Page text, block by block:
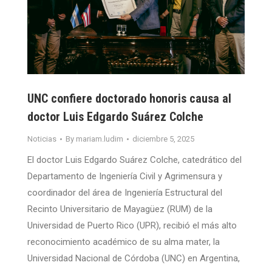
UNC confiere doctorado honoris causa al
doctor Luis Edgardo Suárez Colche
Noticias By mariam.ludim diciembre 5, 2025
El doctor Luis Edgardo Suárez Colche, catedrático del
Departamento de Ingeniería Civil y Agrimensura y
coordinador del área de Ingeniería Estructural del
Recinto Universitario de Mayagüez (RUM) de la
Universidad de Puerto Rico (UPR), recibió el más alto
reconocimiento académico de su alma mater, la
Universidad Nacional de Córdoba (UNC) en Argentina,